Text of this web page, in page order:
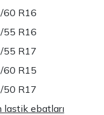
60 R16
55 R16
55 R17
60 R15
50 R17
lastik ebatları